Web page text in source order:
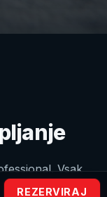
Vsak
REZERVIRAJ